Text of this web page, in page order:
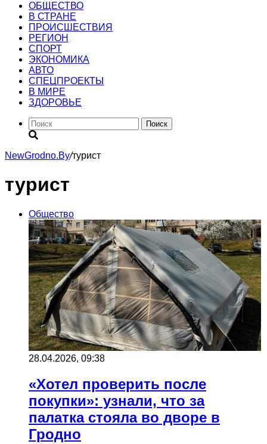
ОБЩЕСТВО
В СТРАНЕ
ПРОИСШЕСТВИЯ
РЕГИОН
CПОРТ
ЭКОНОМИКА
АВТО
СПЕЦПРОЕКТЫ
В МИРЕ
ЗДОРОВЬЕ
Поиск
NewGrodno.By/турист
турист
Общество
28.04.2026, 09:38
«Хотел проверить после
покупки»: узнали, что за
палатка стояла во дворе в
Гродно